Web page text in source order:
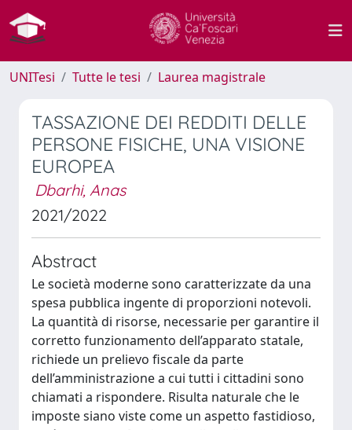
UNITesi Tutte le tesi Laurea magistrale
TASSAZIONE DEI REDDITI DELLE
PERSONE FISICHE, UNA VISIONE
EUROPEA
Dbarhi, Anas
2021/2022
Abstract
Le società moderne sono caratterizzate da una
spesa pubblica ingente di proporzioni notevoli.
La quantità di risorse, necessarie per garantire il
corretto funzionamento dell’apparato statale,
richiede un prelievo fiscale da parte
dell’amministrazione a cui tutti i cittadini sono
chiamati a rispondere. Risulta naturale che le
imposte siano viste come un aspetto fastidioso,